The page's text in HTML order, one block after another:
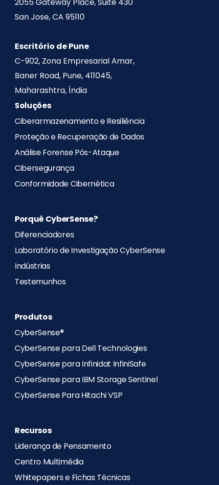
2055 Gateway Place, Suite 430
San Jose, CA 95110
Escritório de Pune
C-902, Zona Empresarial Amar,
Baner Road, Pune, 411045,
Maharashtra, Índia
Soluções
Ciberarmazenamento e Resiliência
Proteção e Recuperação de Dados
Análise Forense Pós-Ataque
Cibersegurança
Conformidade Cibernética
Porquê CyberSense?
Diferenciadores
Laboratório de Investigação CyberSense
Indústrias
Testemunhos
Produtos
CyberSense®
CyberSense para Dell Technologies
CyberSense para Infinidat InfiniSafe
CyberSense para IBM Storage Sentinel
CyberSense Para Hitachi VSP
Recursos
Liderança de Pensamento
Centro Multimédia
Whitepapers e Fichas Técnicas